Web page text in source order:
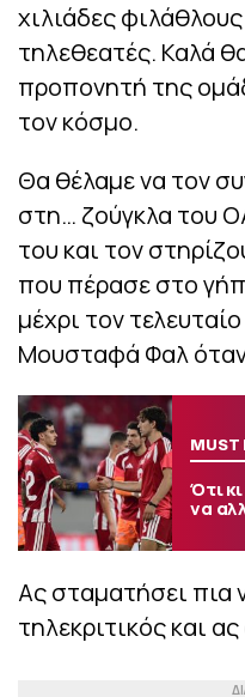
χιλιάδες
τηλεθεατές. Καλά
προπονητή της
τον κόσμο.
Θα θέλαμε να τον
στη… ζούγκλα του
του και τον
που πέρασε στο
μέχρι τον
Μουσταφά Φαλ
MUST
Ότι
να
Ας σταματήσει πια
τηλεκριτικός και